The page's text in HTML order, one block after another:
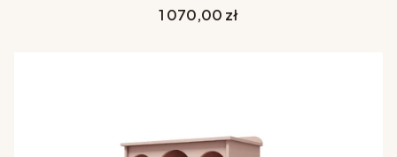
Cena
1 070,00 zł